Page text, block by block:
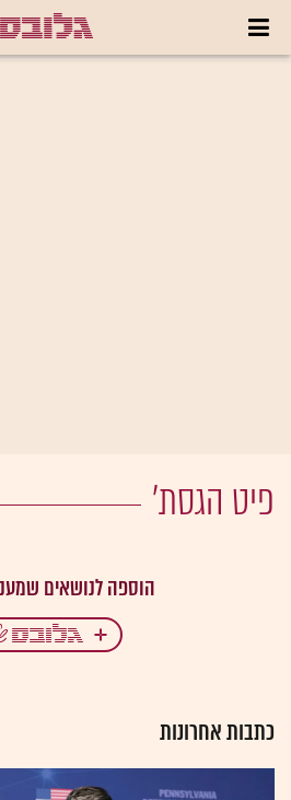
פיט הגסת'
כתבות אחרונות